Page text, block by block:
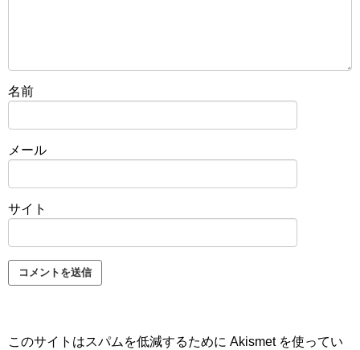
名前
メール
サイト
このサイトはスパムを低減するために Akismet を使ってい